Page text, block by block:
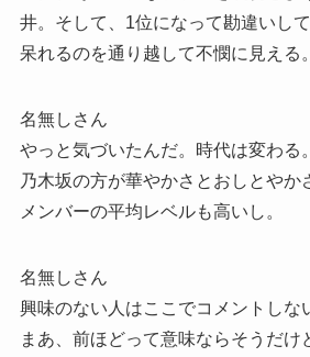
井。そして、1位になって勘違いして
呆れるのを通り越して不憫に見える。
名無しさん
やっと気づいたんだ。時代は変わる。
乃木坂の方が華やかさとおしとやか
メンバーの平均レベルも高いし。
名無しさん
興味のない人はここでコメントし
まあ、前ほどって意味ならそうだけ